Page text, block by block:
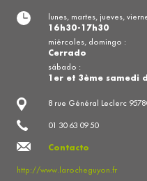
8 rue Général Leclerc
01 30 63 09 50
Contacto
http://www.larocheguyon.fr
lunes, martes, jueves,
16h30-17h30
miércoles, domingo :
Cerrado
sábado :
1er et 3ème samedi